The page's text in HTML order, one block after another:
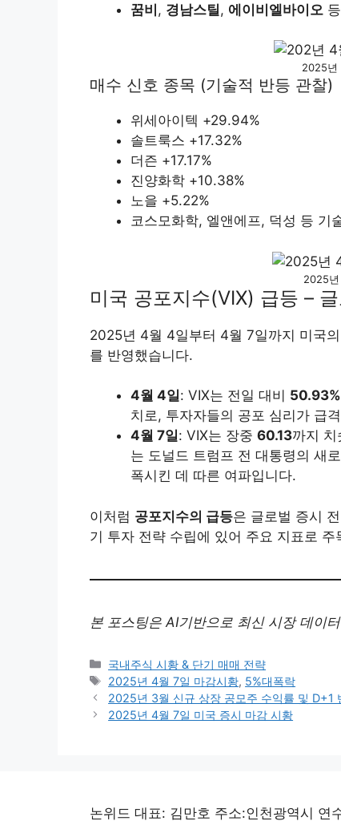
꿈비, 경남스틸, 에이비엘바이오
2025년
매수 신호 종목 (기술적 반등 관찰)
위세아이텍 +29.94%
솔트룩스 +17.32%
더즌 +17.17%
진양화학 +10.38%
노을 +5.22%
코스모화학, 엘앤에프, 덕성 등 기
2025년
미국 공포지수(VIX) 급등 –
2025년 4월 4일부터 4월 7일까지 미국
를 반영했습니다.
4월 4일: VIX는 전일 대비
치로, 투자자들의 공포 심리가 급
4월 7일: VIX는 장중 60.13까지 치
는 도널드 트럼프 전 대통령의 새
폭시킨 데 따른 여파입니다.
이처럼 공포지수의 급등은 글로벌 증시
기 투자 전략 수립에 있어 주요 지표로 주
본 포스팅은 AI기반으로 최신 시장 데이
Categories
국내주식 시황 & 단기 매매 전략
Tags
2025년 4월 7일 마감시황, 5%대폭락
2025년 3월 신규 상장 공모주 수익률 및 D+1
2025년 4월 7일 미국 증시 마감 시황
논위드 대표: 김만호 주소:인천광역시